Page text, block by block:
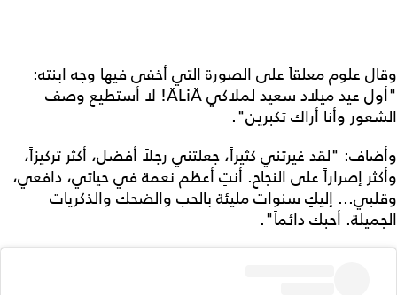
وقال علوم معلقاً على الصورة التي أخفى فيها وجه ابنته:
"أول عيد ميلاد سعيد لملاكي ÄLiÄ! لا أستطيع وصف
الشعور وأنا أراك تكبرين".
وأضاف: "لقد غيرتني كثيراً، جعلتني رجلاً أفضل، أكثر تركيزاً،
وأكثر إصراراً على النجاح. أنتِ أعظم نعمة في حياتي، دافعي،
وقلبي... إليكِ سنوات مليئة بالحب والضحك والذكريات
الجميلة. أحبك دائماً".